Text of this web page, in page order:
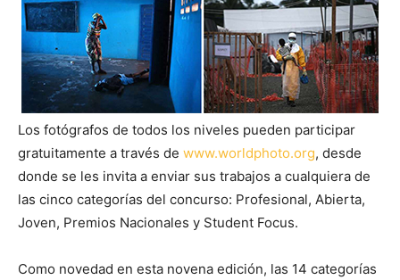
Los fotógrafos de todos los niveles pueden participar
gratuitamente a través de www.worldphoto.org, desde
donde se les invita a enviar sus trabajos a cualquiera de
las cinco categorías del concurso: Profesional, Abierta,
Joven, Premios Nacionales y Student Focus.
Como novedad en esta novena edición, las 14 categorías